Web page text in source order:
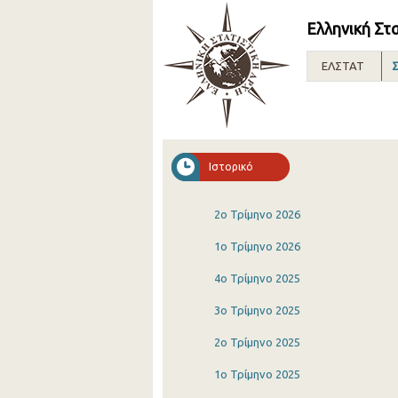
Ελληνική
ΕΛΣΤΑΤ
Ιστορικό
2o Τρίμηνο 2026
1o Τρίμηνο 2026
4o Τρίμηνο 2025
3o Τρίμηνο 2025
2o Τρίμηνο 2025
1o Τρίμηνο 2025